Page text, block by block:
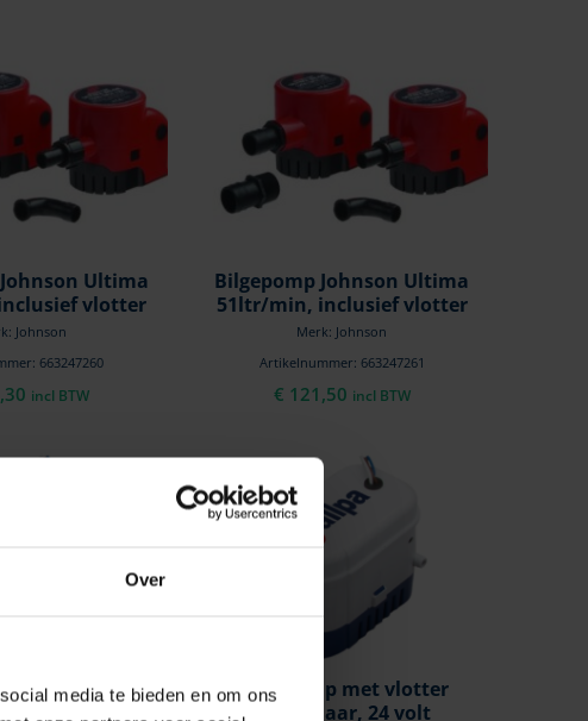
Over
media te bieden en om ons
Ultima
vlotter
Johnson
663247260
incl BTW
Bilgepomp Johnson Ultima
51ltr/min, inclusief vlotter
Merk: Johnson
Artikelnummer: 663247261
€ 121,50 incl BTW
met vlotter
volt – 50 ltr/min
Bilgepomp met vlotter
schakelaar, 24 volt